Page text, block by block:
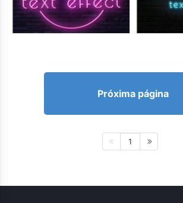
Próxima página
1